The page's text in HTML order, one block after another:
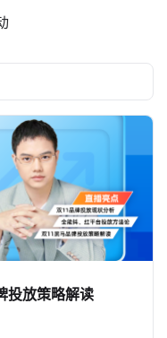
投放策略解读